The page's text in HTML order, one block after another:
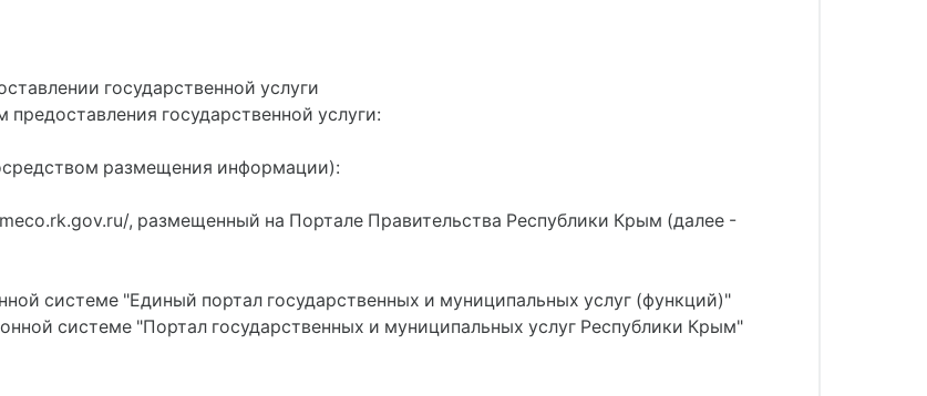
государственной услуги
государственной услуги:
размещения информации):
, размещенный на Портале Правительства Республики Крым (далее -
системе "Единый портал государственных и муниципальных услуг (функций)"
системе "Портал государственных и муниципальных услуг Республики Крым"